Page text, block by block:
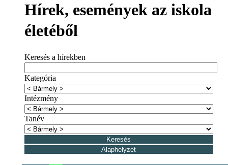
Hírek, események az iskola
életéből
Keresés a hírekben
Kategória
Intézmény
Tanév